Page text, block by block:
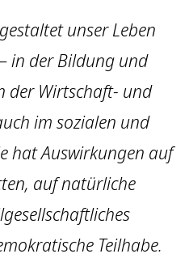
unser Leben
in der Bildung und
der Wirtschaft- und
im sozialen und
hat Auswirkungen auf
auf natürliche
Teilhabe.